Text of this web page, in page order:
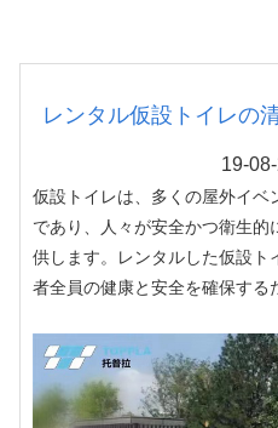
レンタル仮設トイレの
19-
仮設トイレは、多くの屋外イベ
であり、人々が安全かつ衛生
供します。レンタルした仮設ト
者全員の健康と安全を確保する